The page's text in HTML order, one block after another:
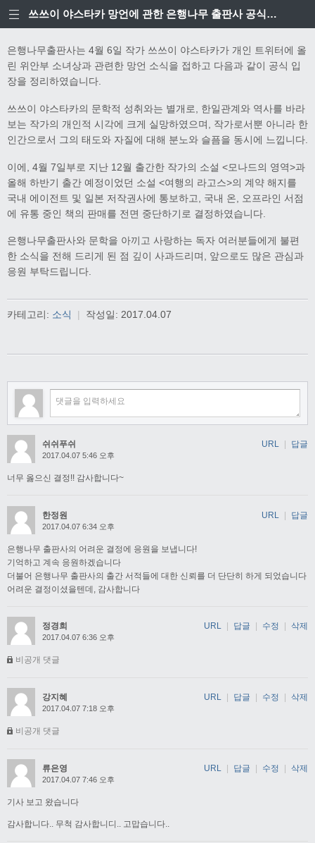
쓰쓰이 야스타카 망언에 관한 은행나무 출판사 공식입장
은행나무출판사는 4월 6일 작가 쓰쓰이 야스타카가 개인 트위터에 올
린 위안부 소녀상과 관련한 망언 소식을 접하고 다음과 같이 공식 입
장을 정리하였습니다.
쓰쓰이 야스타카의 문학적 성취와는 별개로, 한일관계와 역사를 바라
보는 작가의 개인적 시각에 크게 실망하였으며, 작가로서뿐 아니라 한
인간으로서 그의 태도와 자질에 대해 분노와 슬픔을 동시에 느낍니다.
이에, 4월 7일부로 지난 12월 출간한 작가의 소설 <모나드의 영역>과
올해 하반기 출간 예정이었던 소설 <여행의 라고스>의 계약 해지를
국내 에이전트 및 일본 저작권사에 통보하고, 국내 온, 오프라인 서점
에 유통 중인 책의 판매를 전면 중단하기로 결정하였습니다.
은행나무출판사와 문학을 아끼고 사랑하는 독자 여러분들에게 불편
한 소식을 전해 드리게 된 점 깊이 사과드리며, 앞으로도 많은 관심과
응원 부탁드립니다.
카테고리: 소식 | 작성일: 2017.04.07
쉬쉬푸쉬
2017.04.07 5:46 오후
너무 옳으신 결정!! 감사합니다~
URL | 답글
한정원
2017.04.07 6:34 오후
은행나무 출판사의 어려운 결정에 응원을 보냅니다!
기억하고 계속 응원하겠습니다
더불어 은행나무 출판사의 출간 서적들에 대한 신뢰를 더 단단히 하게 되었습니다
어려운 결정이셨을텐데, 감사합니다
URL | 답글
정경희
2017.04.07 6:36 오후
비공개 댓글
URL 답글 수정 삭제
강지혜
2017.04.07 7:18 오후
비공개 댓글
URL 답글 수정 삭제
류은영
2017.04.07 7:46 오후
기사 보고 왔습니다
감사합니다.. 무척 감사합니디.. 고맙습니다..
URL 답글 수정 삭제